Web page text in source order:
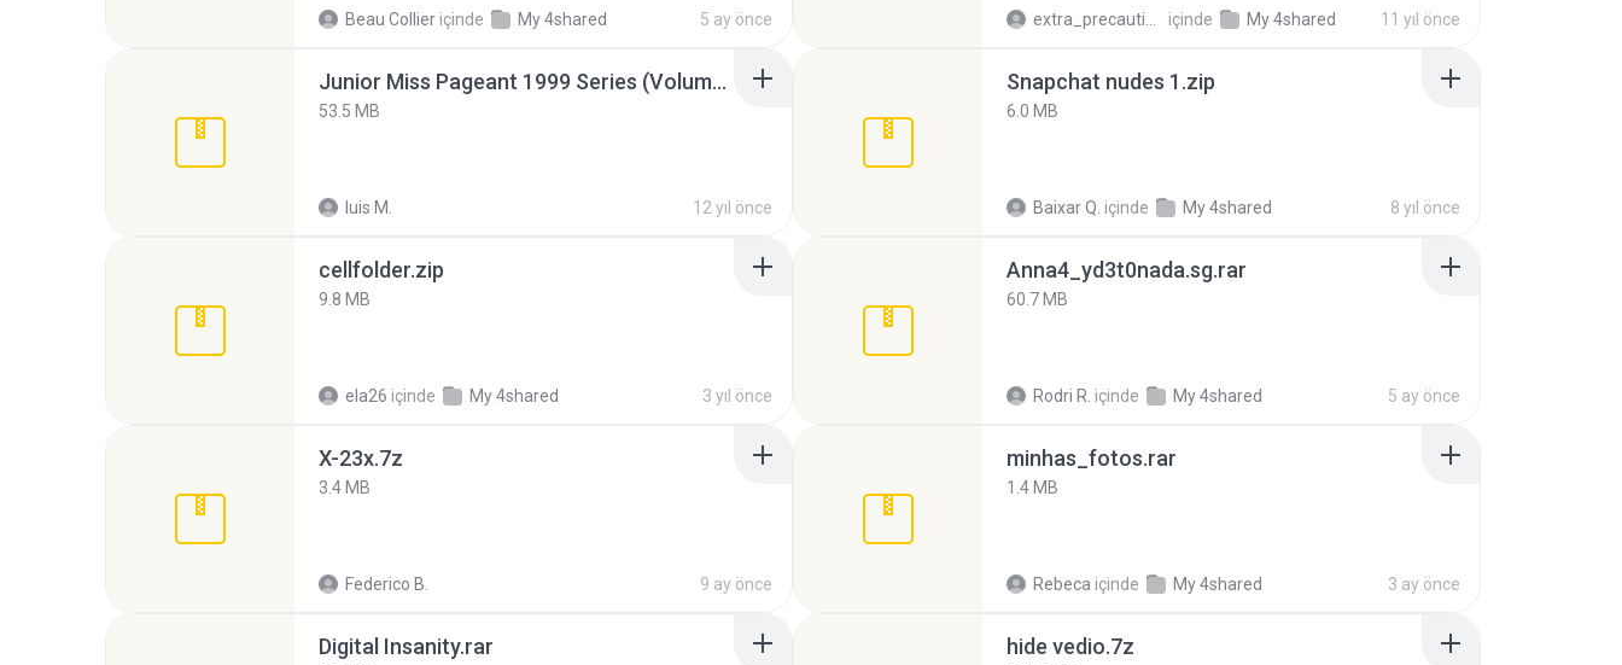
Beau Collier içinde My 4shared 5 ay önce içinde My 4shared 11 yıl önce
Junior Miss Pageant 1999 Series (Volume I Part I NC 6).7z
53.5 MB
luis M. 12 yıl önce
Snapchat nudes 1.zip
6.0 MB
Baixar Q. içinde My 4shared 8 yıl önce
cellfolder.zip
9.8 MB
ela26 içinde My 4shared 3 yıl önce
Anna4_yd3t0nada.sg.rar
60.7 MB
Rodri R. içinde My 4shared 5 ay önce
X-23x.7z
3.4 MB
Federico B. 9 ay önce
minhas_fotos.rar
1.4 MB
Rebeca içinde My 4shared 3 ay önce
Digital Insanity.rar hide vedio.7z